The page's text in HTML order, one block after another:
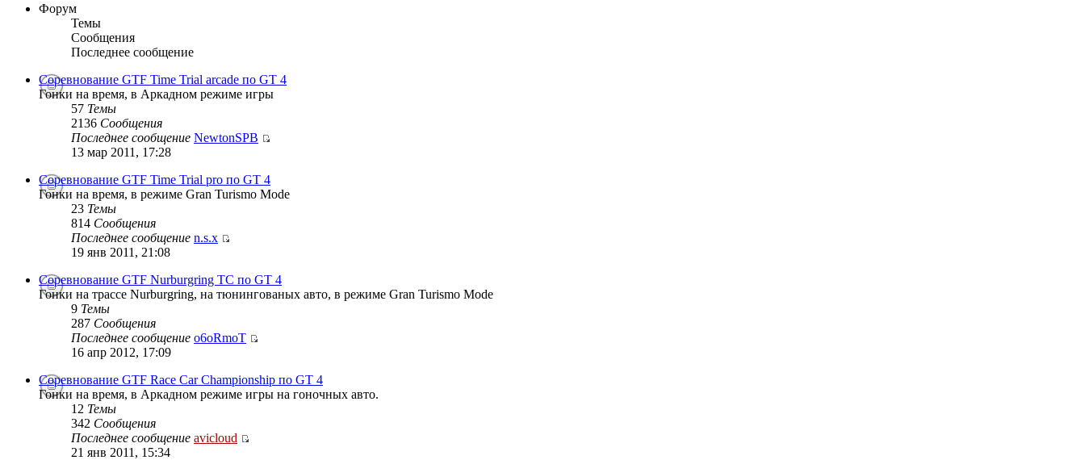
Форум
Темы
Сообщения
Последнее сообщение
Соревнование GTF Time Trial arcade по GT 4
Гонки на время, в Аркадном режиме игры
57 Темы
2136 Сообщения
Последнее сообщение NewtonSPB
13 мар 2011, 17:28
Соревнование GTF Time Trial pro по GT 4
Гонки на время, в режиме Gran Turismo Mode
23 Темы
814 Сообщения
Последнее сообщение n.s.x
19 янв 2011, 21:08
Соревнование GTF Nurburgring TC по GT 4
Гонки на трассе Nurburgring, на тюнингованых авто, в режиме Gran Turismo Mode
9 Темы
287 Сообщения
Последнее сообщение o6oRmoT
16 апр 2012, 17:09
Соревнование GTF Race Car Championship по GT 4
Гонки на время, в Аркадном режиме игры на гоночных авто.
12 Темы
342 Сообщения
Последнее сообщение avicloud
21 янв 2011, 15:34